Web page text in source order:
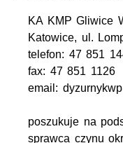
KA KMP Gliwice
Katowice, ul.
telefon: 47 851
fax: 47 851 1126
email:
poszukuje na
sprawca czynu